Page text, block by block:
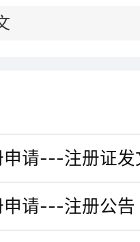
申请---注册证发
申请---注册公告